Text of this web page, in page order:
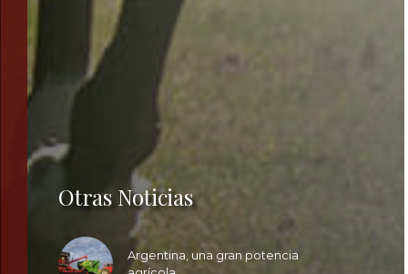
Otras Noticias
Argentina, una gran potencia